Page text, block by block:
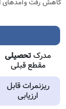
کاهش رفت وآمدهای
مدرکتحصیلی
مقطع قبلی
ریزنمرات قابل
ارزیابی